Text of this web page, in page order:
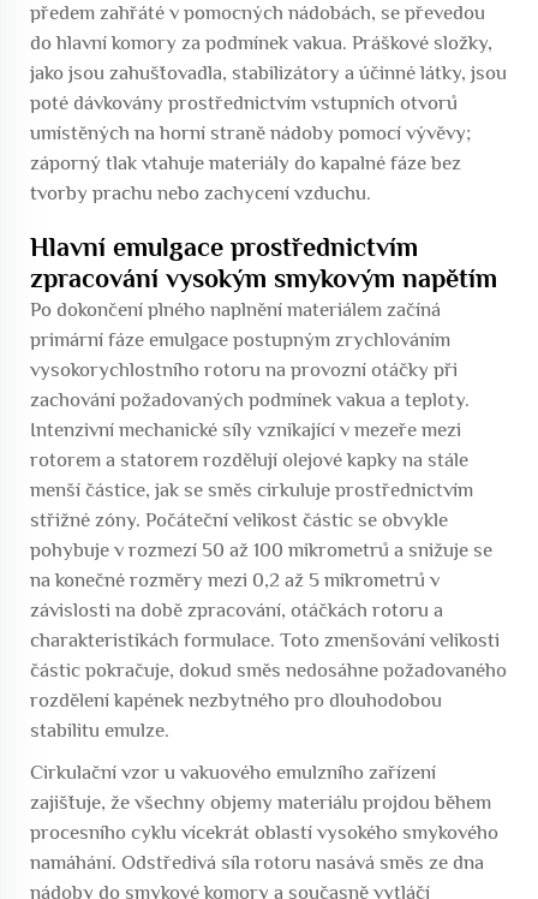
předem zahřáté v pomocných nádobách, se převedou
do hlavní komory za podmínek vakua. Práškové složky,
jako jsou zahušťovadla, stabilizátory a účinné látky, jsou
poté dávkovány prostřednictvím vstupních otvorů
umístěných na horní straně nádoby pomocí vývěvy;
záporný tlak vtahuje materiály do kapalné fáze bez
tvorby prachu nebo zachycení vzduchu.
Hlavní emulgace prostřednictvím
zpracování vysokým smykovým napětím
Po dokončení plného naplnění materiálem začíná
primární fáze emulgace postupným zrychlováním
vysokorychlostního rotoru na provozní otáčky při
zachování požadovaných podmínek vakua a teploty.
Intenzivní mechanické síly vznikající v mezeře mezi
rotorem a statorem rozdělují olejové kapky na stále
menší částice, jak se směs cirkuluje prostřednictvím
střižné zóny. Počáteční velikost částic se obvykle
pohybuje v rozmezí 50 až 100 mikrometrů a snižuje se
na konečné rozměry mezi 0,2 až 5 mikrometrů v
závislosti na době zpracování, otáčkách rotoru a
charakteristikách formulace. Toto zmenšování velikosti
částic pokračuje, dokud směs nedosáhne požadovaného
rozdělení kapének nezbytného pro dlouhodobou
stabilitu emulze.
Cirkulační vzor u vakuového emulzního zařízení
zajišťuje, že všechny objemy materiálu projdou během
procesního cyklu vícekrát oblastí vysokého smykového
namáhání. Odstředivá síla rotoru nasává směs ze dna
nádoby do smykové komory a současně vytláčí